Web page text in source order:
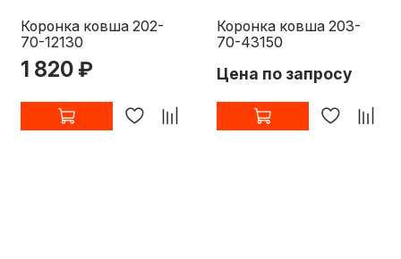
Коронка ковша 202-
70-12130
1 820 ₽
Коронка ковша 203-
70-43150
Цена по запросу